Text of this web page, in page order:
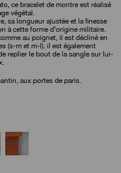
ce bracelet de montre est réalisé
végétal.
sa longueur ajustée et la finesse
à cette forme d’origine militaire.
au poignet, il est décliné en
(s-m et m-l). il est également
replier le bout de la sangle sur lui-
aux portes de paris.